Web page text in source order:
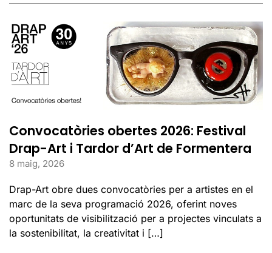
Convocatòries obertes 2026: Festival
Drap-Art i Tardor d’Art de Formentera
8 maig, 2026
Drap-Art obre dues convocatòries per a artistes en el
marc de la seva programació 2026, oferint noves
oportunitats de visibilització per a projectes vinculats a
la sostenibilitat, la creativitat i […]